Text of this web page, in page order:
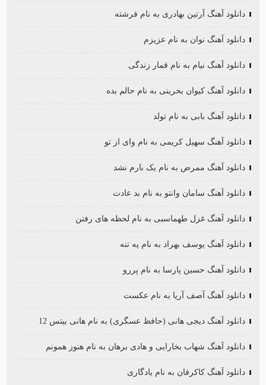
دانلود آهنگ آرتین بهادری به نام فرشته
دانلود آهنگ نوان به نام عزیزم
دانلود آهنگ نیام به نام قمار زندگی
دانلود آهنگ کیوان بحرینی به نام حالم بده
دانلود آهنگ بابی به نام تولد
دانلود آهنگ سهیل کریمی به نام وای از تو
دانلود آهنگ ممرض به نام یک بارم نشد
دانلود آهنگ سامان وانتو به نام بد عادت
دانلود آهنگ غزل طهماسبی به نام لحظه های رفتن
دانلود آهنگ یوسف بهراد به نام یه تنه
دانلود آهنگ حسین پارسا به نام پررو
دانلود آهنگ آصف آریا به نام عکست
دانلود آهنگ دیجی هانی (حافظ عسگری) به نام هانی بیتس 12
دانلود آهنگ شهاب بخارایی و هادی برهان به نام هنوز همونم
دانلود آهنگ کاکرفان به نام یادگاری